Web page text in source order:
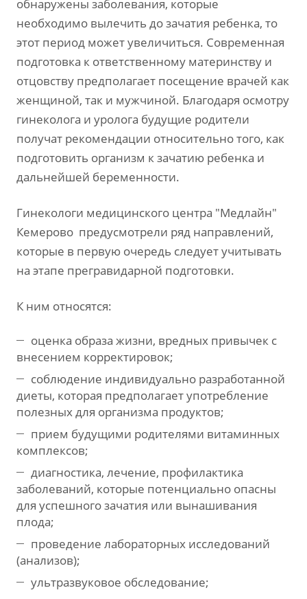
обнаружены заболевания, которые
необходимо вылечить до зачатия ребенка, то
этот период может увеличиться. Современная
подготовка к ответственному материнству и
отцовству предполагает посещение врачей как
женщиной, так и мужчиной. Благодаря осмотру
гинеколога и уролога будущие родители
получат рекомендации относительно того, как
подготовить организм к зачатию ребенка и
дальнейшей беременности.
Гинекологи медицинского центра "Медлайн"
Кемерово предусмотрели ряд направлений,
которые в первую очередь следует учитывать
на этапе прегравидарной подготовки.
К ним относятся:
оценка образа жизни, вредных привычек с
внесением корректировок;
соблюдение индивидуально разработанной
диеты, которая предполагает употребление
полезных для организма продуктов;
прием будущими родителями витаминных
комплексов;
диагностика, лечение, профилактика
заболеваний, которые потенциально опасны
для успешного зачатия или вынашивания
плода;
проведение лабораторных исследований
(анализов);
ультразвуковое обследование;